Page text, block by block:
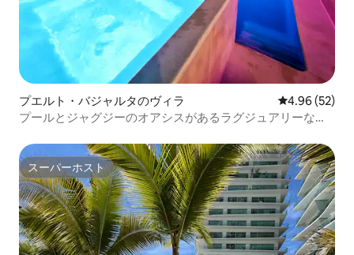
プエルト・バジャルタのヴィラ レビュー52
4.96 (52)
プールとジャグジーのオアシスがあるラグジュアリーなク
スーパーホスト
スーパーホスト